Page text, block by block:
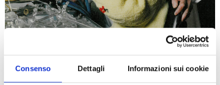
Consenso Dettagli Informazioni sui cookie
Steroglass, forte dellatradizione aziendale di
famiglianella lavorazione artigianale del vetro